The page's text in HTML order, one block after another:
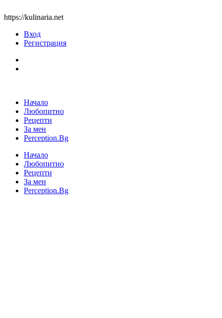
https://kulinaria.net
Вход
Регистрация
Начало
Любопитно
Рецепти
За мен
Perception.Bg
Начало
Любопитно
Рецепти
За мен
Perception.Bg